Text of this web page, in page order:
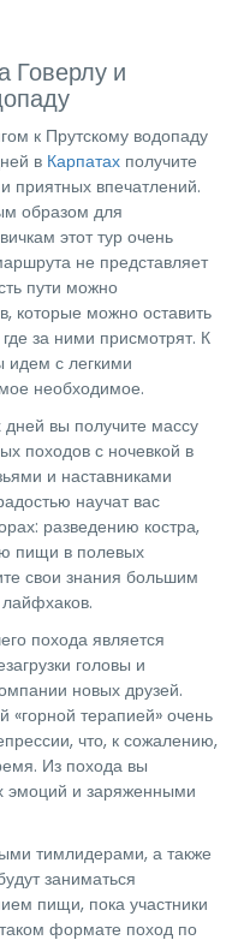
Говерлу и
к Прутскому водопаду
в Карпатах получите
приятных впечатлений.
образом для
этот тур очень
не представляет
пути можно
которые можно оставить
за ними присмотрят. К
идем с легкими
необходимое.
дней вы получите массу
походов с ночевкой в
и наставниками
научат вас
разведению костра,
пищи в полевых
свои знания большим
похода является
головы и
новых друзей.
терапией» очень
что, к сожалению,
Из похода вы
эмоций и заряженными
тимлидерами, а также
заниматься
пищи, пока участники
формате поход по